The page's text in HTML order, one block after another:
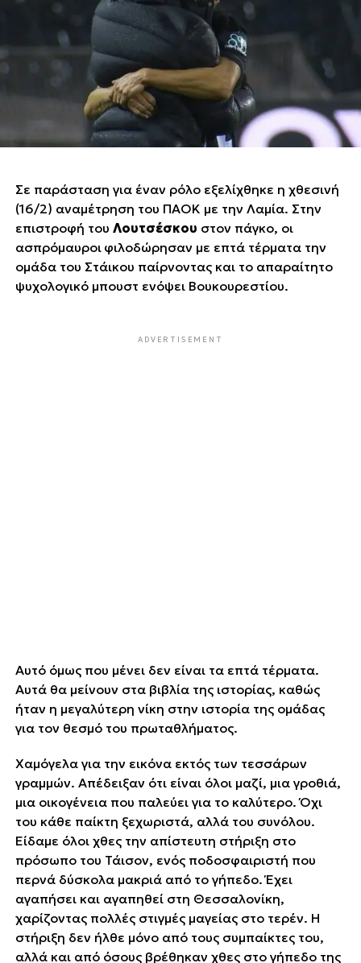
Σε παράσταση για έναν ρόλο εξελίχθηκε η χθεσινή
(16/2) αναμέτρηση του ΠΑΟΚ με την Λαμία. Στην
επιστροφή του Λουτσέσκου στον πάγκο, οι
΄΄ασπρόμαυροι΄΄ φιλοδώρησαν με επτά τέρματα την
ομάδα του Στάικου παίρνοντας και το απαραίτητο
ψυχολογικό μπουστ ενόψει Βουκουρεστίου.
ADVERTISEMENT
Αυτό όμως που μένει δεν είναι τα επτά τέρματα.
Αυτά θα μείνουν στα βιβλία της ιστορίας, καθώς
ήταν η μεγαλύτερη νίκη στην ιστορία της ομάδας
για τον θεσμό του πρωταθλήματος.
Χαμόγελα για την εικόνα εκτός των τεσσάρων
γραμμών. Απέδειξαν ότι είναι όλοι μαζί, μια γροθιά,
μια οικογένεια που παλεύει για το καλύτερο. Όχι
του κάθε παίκτη ξεχωριστά, αλλά του συνόλου.
Είδαμε όλοι χθες την απίστευτη στήριξη στο
πρόσωπο του Τάισον, ενός ποδοσφαιριστή που
περνά δύσκολα μακριά από το γήπεδο. Έχει
αγαπήσει και αγαπηθεί στη Θεσσαλονίκη,
χαρίζοντας πολλές στιγμές ΄΄μαγείας΄΄ στο τερέν. Η
στήριξη δεν ήλθε μόνο από τους συμπαίκτες του,
αλλά και από όσους βρέθηκαν χθες στο γήπεδο της